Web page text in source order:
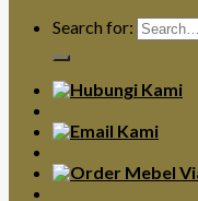
Search for: